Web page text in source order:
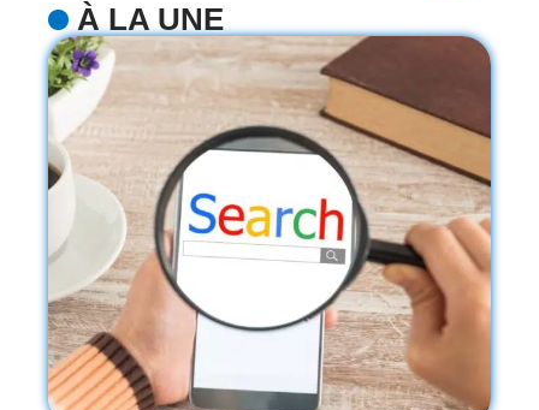
À LA UNE